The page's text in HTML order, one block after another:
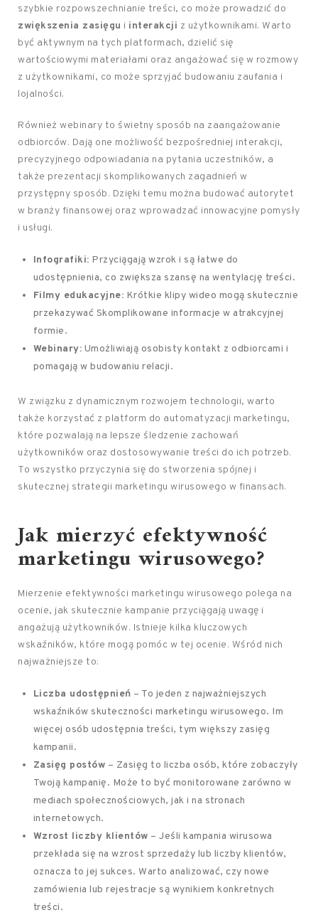
szybkie rozpowszechnianie treści, co może prowadzić do
zwiększenia zasięgu i interakcji z użytkownikami. Warto
być aktywnym na tych platformach, dzielić się
wartościowymi materiałami oraz angażować się w rozmowy
z użytkownikami, co może sprzyjać budowaniu zaufania i
lojalności.
Również webinary to świetny sposób na zaangażowanie
odbiorców. Dają one możliwość bezpośredniej interakcji,
precyzyjnego odpowiadania na pytania uczestników, a
także prezentacji skomplikowanych zagadnień w
przystępny sposób. Dzięki temu można budować autorytet
w branży finansowej oraz wprowadzać innowacyjne pomysły
i usługi.
Infografiki: Przyciągają wzrok i są łatwe do
udostępnienia, co zwiększa szansę na wentylację treści.
Filmy edukacyjne: Krótkie klipy wideo mogą skutecznie
przekazywać Skomplikowane informacje w atrakcyjnej
formie.
Webinary: Umożliwiają osobisty kontakt z odbiorcami i
pomagają w budowaniu relacji.
W związku z dynamicznym rozwojem technologii, warto
także korzystać z platform do automatyzacji marketingu,
które pozwalają na lepsze śledzenie zachowań
użytkowników oraz dostosowywanie treści do ich potrzeb.
To wszystko przyczynia się do stworzenia spójnej i
skutecznej strategii marketingu wirusowego w finansach.
Jak mierzyć efektywność
marketingu wirusowego?
Mierzenie efektywności marketingu wirusowego polega na
ocenie, jak skutecznie kampanie przyciągają uwagę i
angażują użytkowników. Istnieje kilka kluczowych
wskaźników, które mogą pomóc w tej ocenie. Wśród nich
najważniejsze to:
Liczba udostępnień – To jeden z najważniejszych
wskaźników skuteczności marketingu wirusowego. Im
więcej osób udostępnia treści, tym większy zasięg
kampanii.
Zasięg postów – Zasięg to liczba osób, które zobaczyły
Twoją kampanię. Może to być monitorowane zarówno w
mediach społecznościowych, jak i na stronach
internetowych.
Wzrost liczby klientów – Jeśli kampania wirusowa
przekłada się na wzrost sprzedaży lub liczby klientów,
oznacza to jej sukces. Warto analizować, czy nowe
zamówienia lub rejestracje są wynikiem konkretnych
treści.